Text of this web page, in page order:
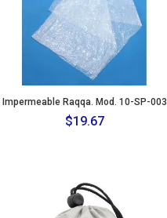
Impermeable Raqqa. Mod. 10-SP-003
$19.67